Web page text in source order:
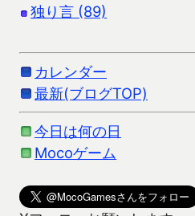
独り言 (89)
カレンダー
最新(ブログTOP)
今日は何の日
Mocoゲーム